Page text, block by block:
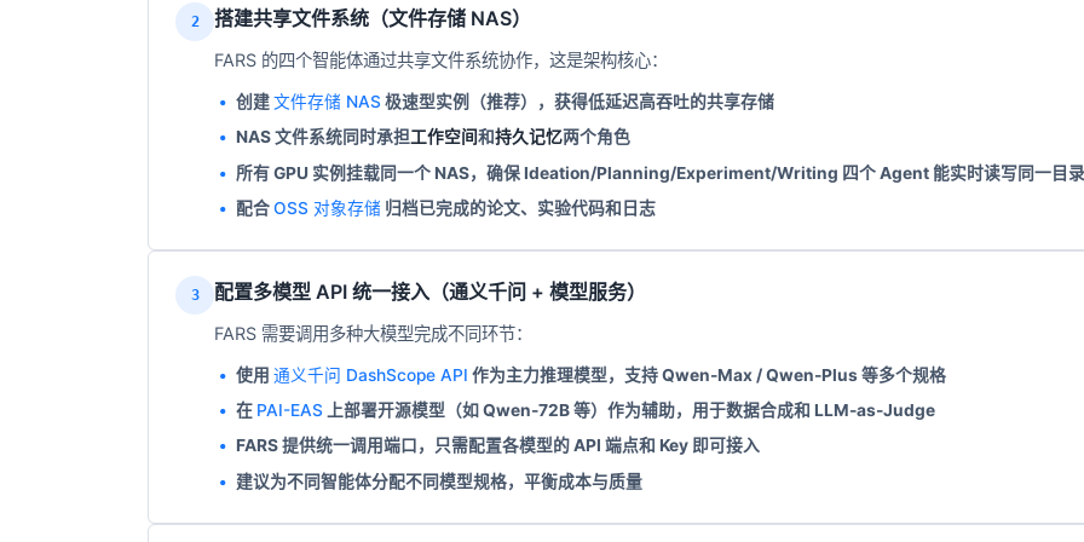
2 搭建共享文件系统（文件存储 NAS）
FARS 的四个智能体通过共享文件系统协作，这是架构核心：
创建文件存储 NAS 极速型实例（推荐），获得低延迟高吞吐的共享存储
NAS 文件系统同时承担工作空间和持久记忆两个角色
所有 GPU 实例挂载同一个 NAS，确保 Ideation/Planning/Experiment/Writing 四个 Agent 能实时读写同一目录
配合OSS 对象存储归档已完成的论文、实验代码和日志
3 配置多模型 API 统一接入（通义千问 + 模型服务）
FARS 需要调用多种大模型完成不同环节：
使用 通义千问 DashScope API 作为主力推理模型，支持 Qwen-Max / Qwen-Plus 等多个规格
在 PAI-EAS 上部署开源模型（如 Qwen-72B 等）作为辅助，用于数据合成和 LLM-as-Judge
FARS 提供统一调用端口，只需配置各模型的 API 端点和 Key 即可接入
建议为不同智能体分配不同模型规格，平衡成本与质量